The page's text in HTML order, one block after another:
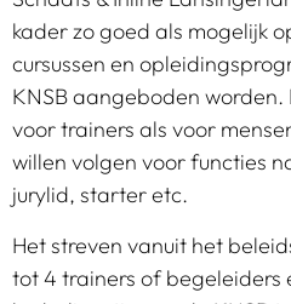
kader zo goed als mogelijk
cursussen en
KNSB aangeboden
voor trainers als voor
willen volgen voor functies
jurylid, starter etc.
Het streven vanuit het
tot 4 trainers of begeleiders